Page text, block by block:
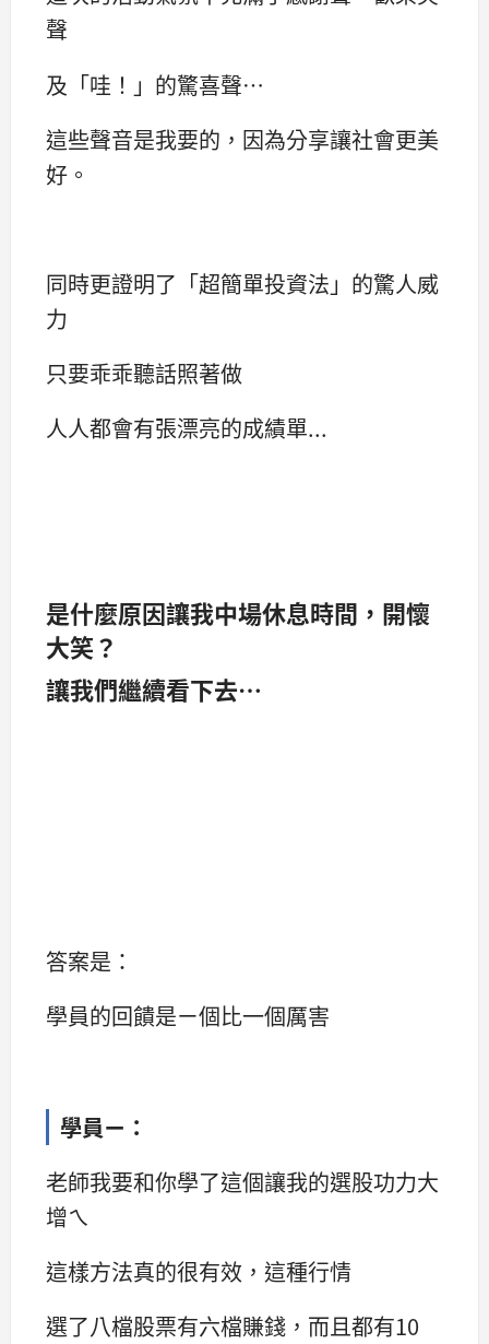
聲
及「哇！」的驚喜聲⋯
這些聲音是我要的，因為分享讓社會更美
好。
同時更證明了「超簡單投資法」的驚人威
力
只要乖乖聽話照著做
人人都會有張漂亮的成績單...
是什麼原因讓我中場休息時間，開懷
大笑？
讓我們繼續看下去⋯
答案是：
學員的回饋是ㄧ個比一個厲害
學員ㄧ：
老師我要和你學了這個讓我的選股功力大
增ㄟ
這樣方法真的很有效，這種行情
選了八檔股票有六檔賺錢，而且都有10